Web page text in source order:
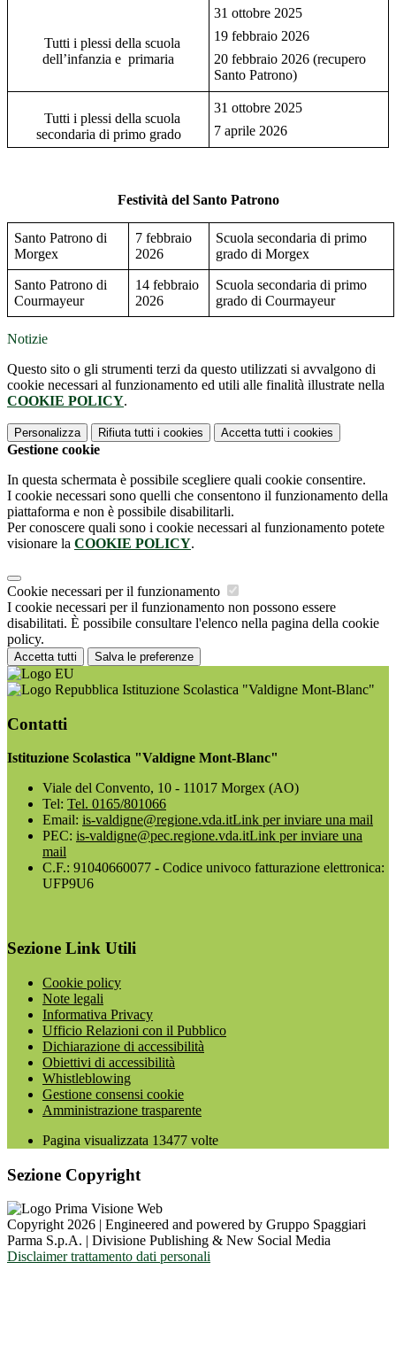
Tutti i plessi della scuola
dell’infanzia e primaria
31 ottobre 2025
19 febbraio 2026
20 febbraio 2026 (recupero
Santo Patrono)
Tutti i plessi della scuola
secondaria di primo grado
31 ottobre 2025
7 aprile 2026
Festività del Santo Patrono
Santo Patrono di
Morgex
7 febbraio
2026
Scuola secondaria di primo
grado di Morgex
Santo Patrono di
Courmayeur
14 febbraio
2026
Scuola secondaria di primo
grado di Courmayeur
Notizie
Questo sito o gli strumenti terzi da questo utilizzati si avvalgono di
cookie necessari al funzionamento ed utili alle finalità illustrate nella
COOKIE POLICY.
Personalizza Rifiuta tutti i cookies Accetta tutti i cookies
Gestione cookie
In questa schermata è possibile scegliere quali cookie consentire.
I cookie necessari sono quelli che consentono il funzionamento della
piattaforma e non è possibile disabilitarli.
Per conoscere quali sono i cookie necessari al funzionamento potete
visionare la COOKIE POLICY.
Cookie necessari per il funzionamento
I cookie necessari per il funzionamento non possono essere
disabilitati. È possibile consultare l'elenco nella pagina della cookie
policy.
Accetta tutti Salva le preferenze
Istituzione Scolastica "Valdigne Mont-Blanc"
Contatti
Istituzione Scolastica "Valdigne Mont-Blanc"
Viale del Convento, 10 - 11017 Morgex (AO)
Tel: Tel. 0165/801066
Email: is-valdigne@regione.vda.itLink per inviare una mail
PEC: is-valdigne@pec.regione.vda.itLink per inviare una
mail
C.F.: 91040660077 - Codice univoco fatturazione elettronica:
UFP9U6
Sezione Link Utili
Cookie policy
Note legali
Informativa Privacy
Ufficio Relazioni con il Pubblico
Dichiarazione di accessibilità
Obiettivi di accessibilità
Whistleblowing
Gestione consensi cookie
Amministrazione trasparente
Pagina visualizzata 13477 volte
Sezione Copyright
Copyright 2026 | Engineered and powered by Gruppo Spaggiari
Parma S.p.A. | Divisione Publishing & New Social Media
Disclaimer trattamento dati personali